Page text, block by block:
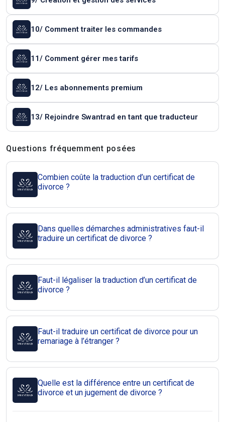
10/ Comment traiter les commandes
11/ Comment gérer mes tarifs
12/ Les abonnements premium
13/ Rejoindre Swantrad en tant que traducteur
Questions et réponses
Questions fréquemment posées
Combien coûte la traduction d’un certificat de
divorce ?
Dans quelles démarches administratives faut-il
traduire un certificat de divorce ?
Faut-il légaliser la traduction d’un certificat de
divorce ?
Faut-il traduire un certificat de divorce pour un
remariage à l’étranger ?
Quelle est la différence entre un certificat de
divorce et un jugement de divorce ?